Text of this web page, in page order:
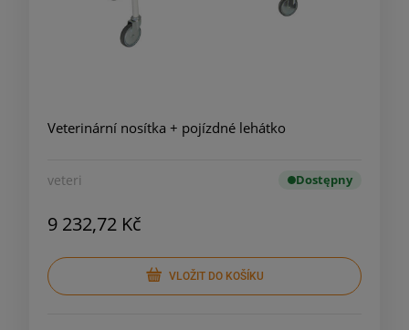
Veterinární nosítka + pojízdné lehátko
veteri Dostępny
9 232,72 Kč
VLOŽIT DO KOŠÍKU